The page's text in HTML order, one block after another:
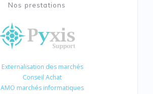
Nos prestations
Externalisation des marchés
Conseil Achat
AMO marchés informatiques